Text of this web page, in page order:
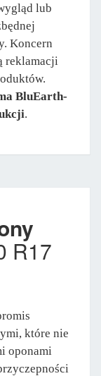
lub
Koncern
reklamacji
BluEarth-
.
R17
które nie
oponami